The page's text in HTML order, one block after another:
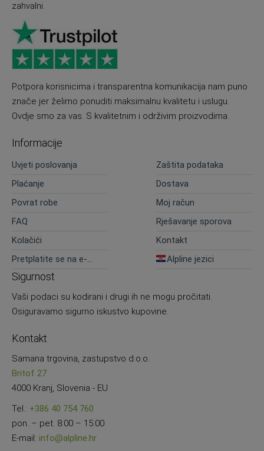
zahvalni.
Potpora korisnicima i transparentna komunikacija nam puno
znače jer želimo ponuditi maksimalnu kvalitetu i uslugu.
Ovdje smo za vas. S kvalitetnim i održivim proizvodima.
Informacije
Uvjeti poslovanja
Zaštita podataka
Plaćanje
Dostava
Povrat robe
Moj račun
FAQ
Rješavanje sporova
Kolačići
Kontakt
Pretplatite se na e-
Alpline jezici
Sigurnost
Vaši podaci su kodirani i drugi ih ne mogu pročitati.
Osiguravamo sigurno iskustvo kupovine.
Kontakt
Samana trgovina, zastupstvo d.o.o.
Britof 27
4000 Kranj, Slovenia - EU
Tel.: +386 40 754 760
pon. – pet. 8:00 – 15:00
E-mail: info@alpline.hr